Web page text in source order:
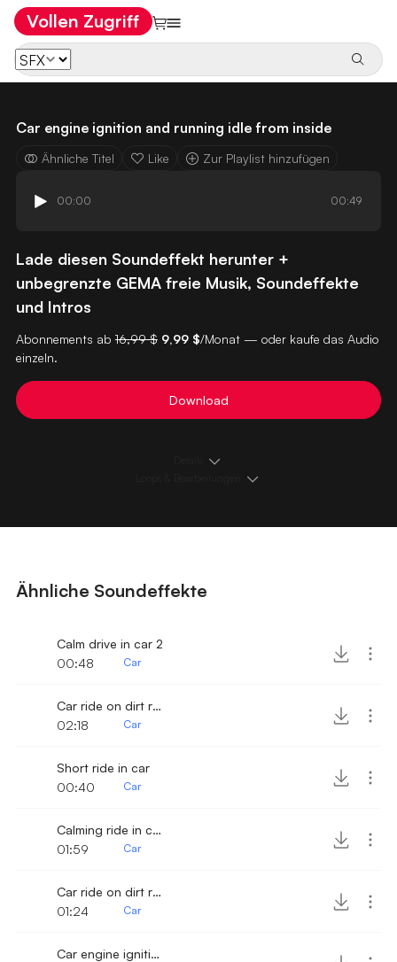
Vollen Zugriff
Car engine ignition and running idle from inside
Ähnliche Titel Like Zur Playlist hinzufügen
00:00 00:49
Lade diesen Soundeffekt herunter +
unbegrenzte GEMA freie Musik, Soundeffekte
und Intros
Abonnements ab 16,99 $ 9,99 $/Monat — oder kaufe das Audio
einzeln.
Download
Ähnliche Soundeffekte
Calm drive in car 2
00:48
Car
Car ride on dirt road 2
02:18
Car
Short ride in car
00:40
Car
Calming ride in car
01:59
Car
Car ride on dirt road 5
01:24
Car
Car engine ignition and drive away fast 2